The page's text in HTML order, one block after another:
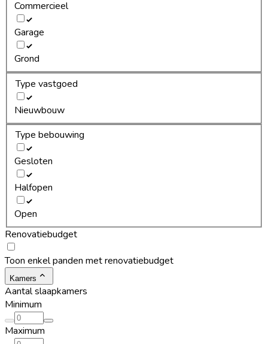
Commercieel
Garage
Grond
Type vastgoed
Nieuwbouw
Type bebouwing
Gesloten
Halfopen
Open
Renovatiebudget
Toon enkel panden met renovatiebudget
Kamers
Aantal slaapkamers
Minimum
Maximum